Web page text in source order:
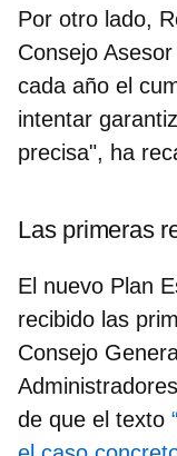
Por otro lado,
Consejo
cada año el
intentar
precisa", ha
Las primeras
El nuevo Plan
recibido las
Consejo
de que el texto